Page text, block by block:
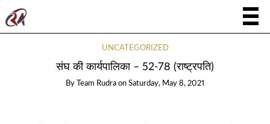
UNCATEGORIZED
संघ की कार्यपालिका – 52-78 (राष्ट्रपति)
By Team Rudra on Saturday, May 8, 2021